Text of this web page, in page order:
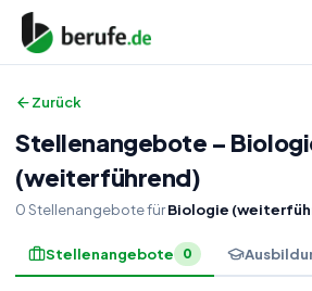
Zurück
Stellenangebote –
(weiterführend)
0StellenangebotefürBiologie
Stellenangebote 0